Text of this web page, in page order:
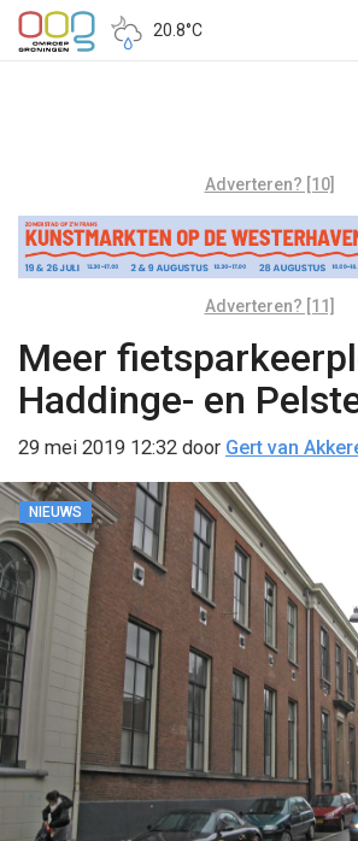
20.8°C
Adverteren? [10]
Adverteren? [11]
Meer
Haddinge- en
29 mei 2019 12:32 door Gert van
NIEUWS